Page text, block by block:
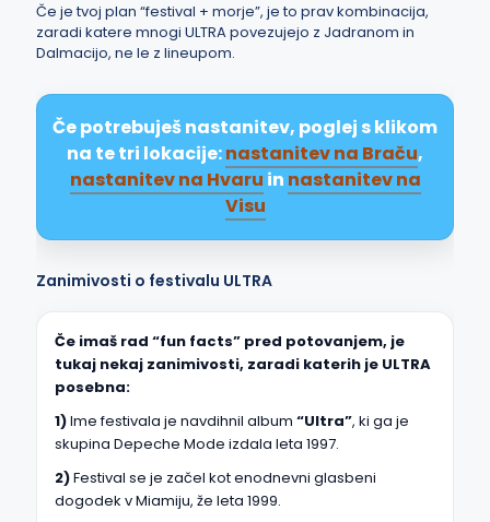
Če je tvoj plan “festival + morje”, je to prav kombinacija,
zaradi katere mnogi ULTRA povezujejo z Jadranom in
Dalmacijo, ne le z lineupom.
Če potrebuješ nastanitev, poglej s klikom
na te tri lokacije:nastanitev na Braču,
nastanitev na Hvaru in nastanitev na
Visu
Zanimivosti o festivalu ULTRA
Če imaš rad “fun facts” pred potovanjem, je
tukaj nekaj zanimivosti, zaradi katerih je ULTRA
posebna:
1)Ime festivala je navdihnil album “Ultra”, ki ga je
skupina Depeche Mode izdala leta 1997.
2)Festival se je začel kot enodnevni glasbeni
dogodek v Miamiju, že leta 1999.